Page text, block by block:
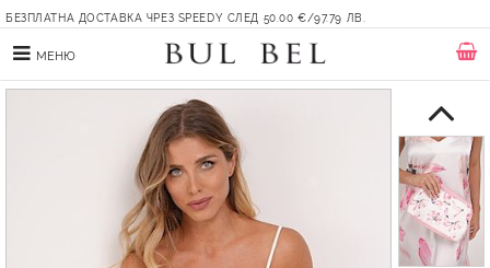
БЕЗПЛАТНА ДОСТАВКА ЧРЕЗ SPEEDY СЛЕД 50.00 €/97.79 ЛВ.
МЕНЮ